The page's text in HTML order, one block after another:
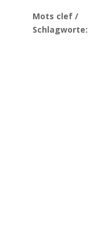
Mots clef /
Schlagworte: